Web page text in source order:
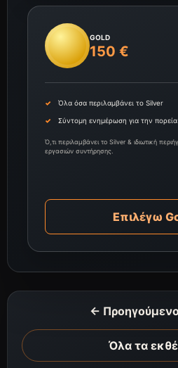
GOLD
150 €
Όλα όσα περιλαμβάνει το Silver
Σύντομη ενημέρωση για την
Ό,τι περιλαμβάνει το Silver & ιδιωτική
εργασιών συντήρησης.
Επιλέγω
←
Όλα τα